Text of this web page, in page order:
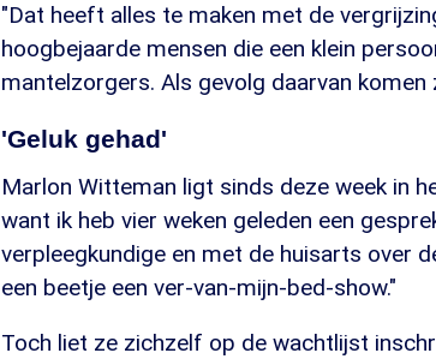
"Dat heeft alles te maken met de
hoogbejaarde mensen die een klein
mantelzorgers. Als gevolg daarvan komen
'Geluk gehad'
Marlon Witteman ligt sinds deze week in
want ik heb vier weken geleden een
verpleegkundige en met de huisarts over
een beetje een ver-van-mijn-bed-show."
Toch liet ze zichzelf op de wachtlijst